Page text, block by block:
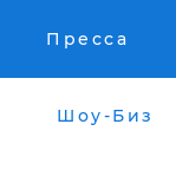
Пресса
Шоу-Биз